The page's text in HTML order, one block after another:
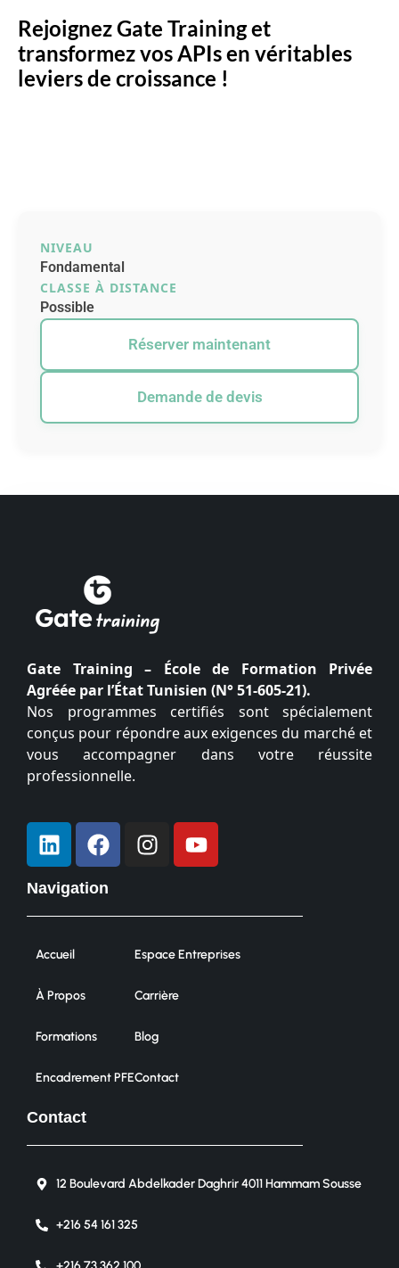
Rejoignez Gate Training et
transformez vos APIs en véritables
leviers de croissance !
NIVEAU
Fondamental
CLASSE À DISTANCE
Possible
Réserver maintenant
Demande de devis
Gate Training – École de Formation Privée
Agréée par l’État Tunisien (N° 51-605-21).
Nos programmes certifiés sont spécialement
conçus pour répondre aux exigences du marché et
vous accompagner dans votre réussite
professionnelle.
Navigation
Accueil
À Propos
Formations
Encadrement PFE
Espace Entreprises
Carrière
Blog
Contact
Contact
12 Boulevard Abdelkader Daghrir 4011 Hammam Sousse
+216 54 161 325